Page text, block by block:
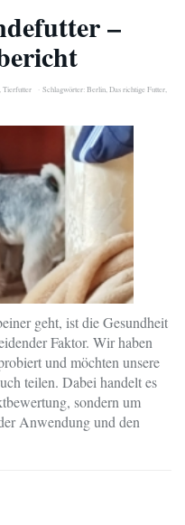
–
Tierfutter Schlagwörter:Berlin Das richtige Futter
geht, ist die Gesundheit
Faktor. Wir haben
und möchten unsere
teilen. Dabei handelt es
sondern um
Anwendung und den